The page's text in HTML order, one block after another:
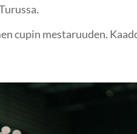
cupin mestaruuden.